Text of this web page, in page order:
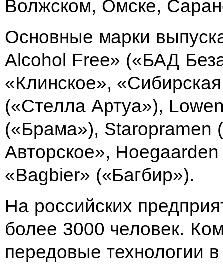
Волжском, Омске,
Основные марки
Alcohol Free» («БАД
«Клинское»,
(«Стелла Артуа»),
(«Брама»),
Авторское»,
«Bagbier» («Багбир»).
На российских
более 3000 человек.
передовые технологии